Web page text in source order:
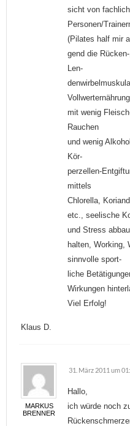
sicht von
Personen/
(Pilates half mir
gend die
Len-
Vollwerternährung
mit wenig
Rauchen
und wenig
Kör-
perzellen-
mittels
Chlorella,
etc., seelische
und Stress
halten, Working,
sinnvolle sport-
liche
Wirkungen
Viel Erfolg!
Klaus D.
MARKUS
BRENNER
31. März 2011 um
Hallo,
ich würde noch